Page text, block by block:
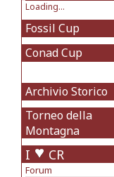
Loading...
Fossil Cup
Conad Cup
Archivio Storico
Torneo della
Montagna
I CR
Forum